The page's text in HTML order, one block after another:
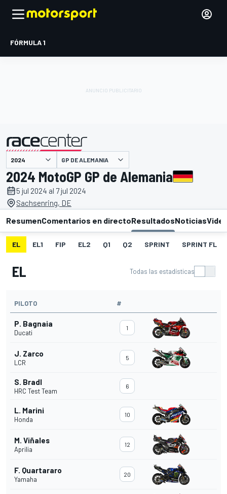
FÓRMULA 1
presentado por GP DE ALEMANIA
2024 MotoGP GP de Alemania
5 jul 2024 al 7 jul 2024
Sachsenring, DE
ResumenComentarios en directoResultadosNoticias
EL EL1 FIP EL2 Q1 Q2 SPRINT SPRINT FL
EL Todas las estadísticas
PILOTO #
P. Bagnaia
Ducati
1
J. Zarco
LCR
5
S. Bradl
HRC Test Team
6
L. Marini
Honda
10
M. Viñales
Aprilia
12
F. Quartararo
Yamaha
20